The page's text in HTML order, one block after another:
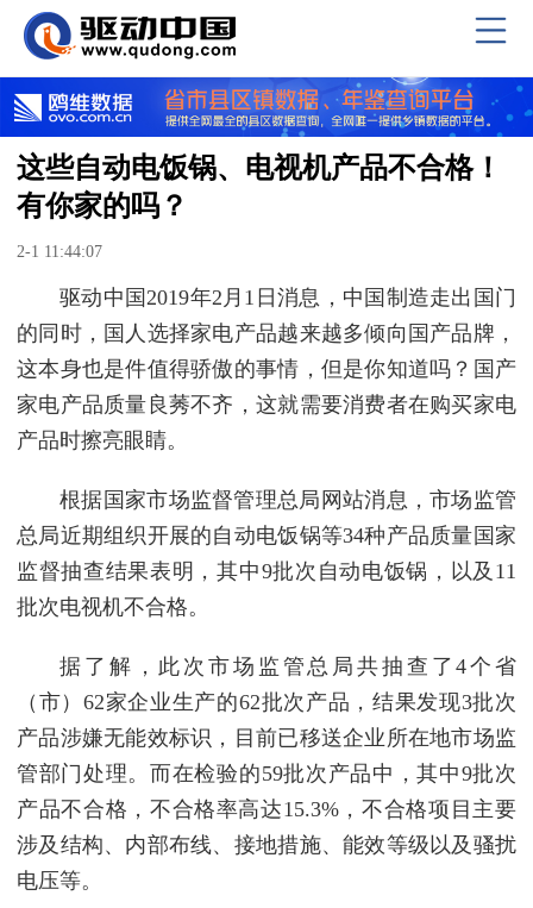
这些自动电饭锅、电视机产品不合格！
有你家的吗？
2-1 11:44:07
驱动中国2019年2月1日消息，中国制造走出国门
的同时，国人选择家电产品越来越多倾向国产品牌，
这本身也是件值得骄傲的事情，但是你知道吗？国产
家电产品质量良莠不齐，这就需要消费者在购买家电
产品时擦亮眼睛。
根据国家市场监督管理总局网站消息，市场监管
总局近期组织开展的自动电饭锅等34种产品质量国家
监督抽查结果表明，其中9批次自动电饭锅，以及11
批次电视机不合格。
据了解，此次市场监管总局共抽查了4个省
（市）62家企业生产的62批次产品，结果发现3批次
产品涉嫌无能效标识，目前已移送企业所在地市场监
管部门处理。而在检验的59批次产品中，其中9批次
产品不合格，不合格率高达15.3%，不合格项目主要
涉及结构、内部布线、接地措施、能效等级以及骚扰
电压等。